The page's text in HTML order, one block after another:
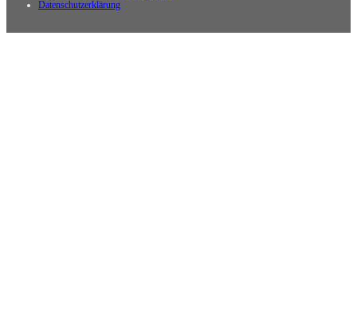
Datenschutzerklärung